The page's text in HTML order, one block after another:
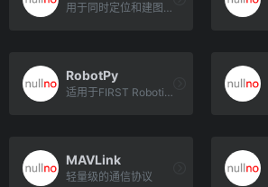
用于同时定位和建图（SLAM）的库
RobotPy
适用于FIRST Robotics竞赛项目
MAVLink
轻量级的通信协议